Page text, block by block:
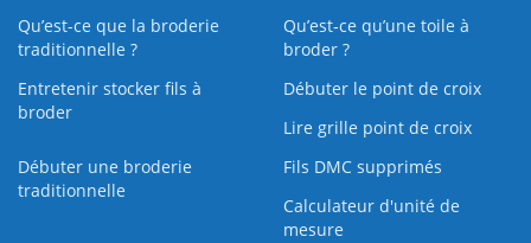
Qu’est-ce que la broderie
traditionnelle ?
Qu’est‑ce qu’une toile à
broder ?
Entretenir stocker fils à
broder
Débuter le point de croix
Lire grille point de croix
Débuter une broderie
traditionnelle
Fils DMC supprimés
Calculateur d'unité de
mesure